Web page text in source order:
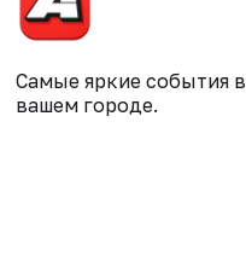
Самые яркие события в
вашем городе.